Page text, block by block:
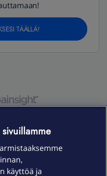
TÄÄLLÄ!
sivuillamme
käyttöä ja